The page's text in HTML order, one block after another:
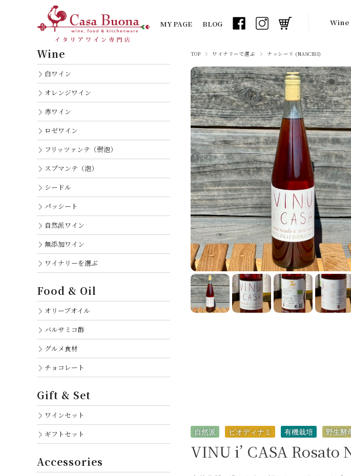
MY PAGE BLOG Wine
オレンジ
赤ワイ
ロゼワ
フリッツ
（弱泡
スプマ
（泡）
シード
パッシ
自然派ワ
無添加ワ
生産者
TOP ワイナリーで選ぶ ナッシーリ (NASCIRI)
自然派 ビオディナミ 有機栽培 野生酵
VINU i’ CASA Rosato
Wine
白ワイン
オレンジワイン
赤ワイン
ロゼワイン
フリッツァンテ（弱泡）
スプマンテ（泡）
シードル
パッシート
自然派ワイン
無添加ワイン
ワイナリーを選ぶ
Food & Oil
オリーブオイル
バルサミコ酢
グルメ食材
チョコレート
Gift & Set
ワインセット
ギフトセット
Accessories